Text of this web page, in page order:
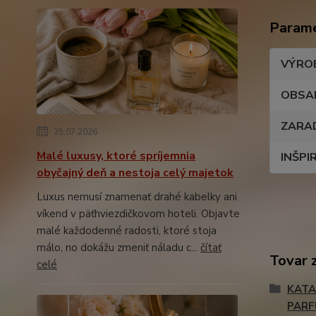
25.07.2026
Malé luxusy, ktoré spríjemnia
obyčajný deň a nestoja celý majetok
Luxus nemusí znamenať drahé kabelky ani
víkend v päťhviezdičkovom hoteli. Objavte
malé každodenné radosti, ktoré stoja
málo, no dokážu zmeniť náladu c... čítať
celé
Tovar